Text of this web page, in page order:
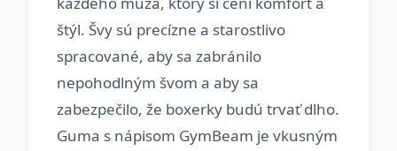
štýl. Švy sú precízne a starostlivo
spracované, aby sa zabránilo
nepohodlným švom a aby sa
zabezpečilo, že boxerky budú trvať dlho.
Guma s nápisom GymBeam je vkusným